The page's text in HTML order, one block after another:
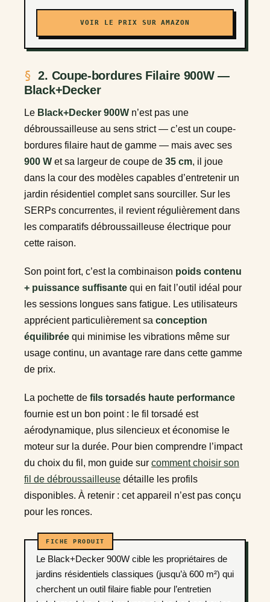
VOIR LE PRIX SUR AMAZON
2. Coupe-bordures Filaire 900W —
Black+Decker
Le Black+Decker 900W n’est pas une
débroussailleuse au sens strict — c’est un coupe-
bordures filaire haut de gamme — mais avec ses
900 W et sa largeur de coupe de 35 cm, il joue
dans la cour des modèles capables d’entretenir un
jardin résidentiel complet sans sourciller. Sur les
SERPs concurrentes, il revient régulièrement dans
les comparatifs débroussailleuse électrique pour
cette raison.
Son point fort, c’est la combinaison poids contenu
+ puissance suffisante qui en fait l’outil idéal pour
les sessions longues sans fatigue. Les utilisateurs
apprécient particulièrement sa conception
équilibrée qui minimise les vibrations même sur
usage continu, un avantage rare dans cette gamme
de prix.
La pochette de fils torsadés haute performance
fournie est un bon point : le fil torsadé est
aérodynamique, plus silencieux et économise le
moteur sur la durée. Pour bien comprendre l’impact
du choix du fil, mon guide sur comment choisir son
fil de débroussailleuse détaille les profils
disponibles. À retenir : cet appareil n’est pas conçu
pour les ronces.
Le Black+Decker 900W cible les propriétaires de
jardins résidentiels classiques (jusqu’à 600 m²) qui
cherchent un outil filaire fiable pour l’entretien